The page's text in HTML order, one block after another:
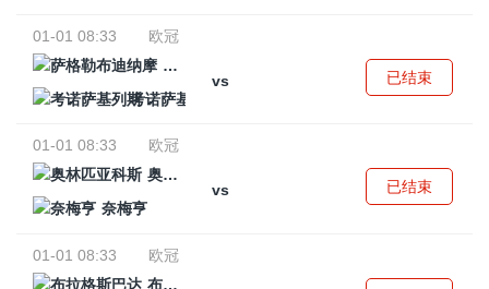
01-01 08:33
欧冠
萨格勒布迪纳摩
vs
考诺萨基列斯
已结束
01-01 08:33
欧冠
奥林匹亚科斯
vs
奈梅亨
已结束
01-01 08:33
欧冠
布拉格斯巴达